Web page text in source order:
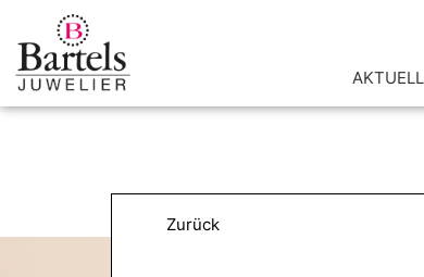
Inhalt
springen
AKTUELL
Zurück